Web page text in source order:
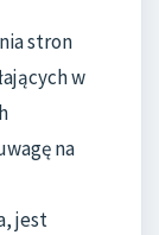
stron
w
na
jest